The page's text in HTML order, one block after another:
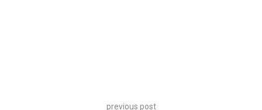
previous post